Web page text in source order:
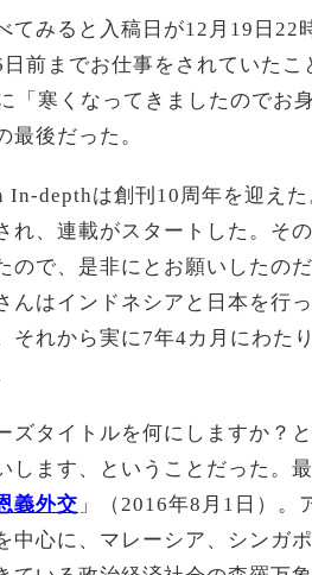
てみると入稿日が12月19日22
前までお仕事をされていた
「寒くなってきましたのでお
最後だった。
In-depthは創刊10周年を迎え
れ、連載がスタートした。そ
ので、是非にとお願いしたの
んはインドネシアと日本を行
それから実に7年4カ月にわた
ズタイトルを何にしますか？
します、ということだった。
義外交 」（2016年8月1日）。
中心に、マレーシア、シンガ